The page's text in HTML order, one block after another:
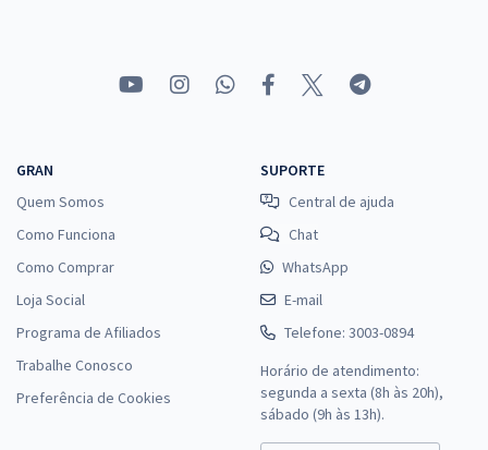
GRAN
Quem Somos
Como Funciona
Como Comprar
Loja Social
Programa de Afiliados
Trabalhe Conosco
Preferência de Cookies
SUPORTE
Central de ajuda
Chat
WhatsApp
E-mail
Telefone: 3003-0894
Horário de atendimento:
segunda a sexta (8h às 20h),
sábado (9h às 13h).